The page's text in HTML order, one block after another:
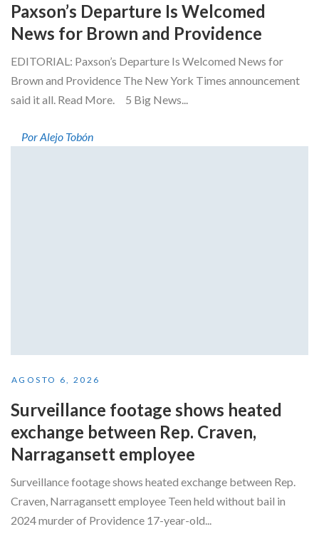
Paxson’s Departure Is Welcomed
News for Brown and Providence
EDITORIAL: Paxson’s Departure Is Welcomed News for
Brown and Providence The New York Times announcement
said it all. Read More. 5 Big News...
Por Alejo Tobón
AGOSTO 6, 2026
Surveillance footage shows heated
exchange between Rep. Craven,
Narragansett employee
Surveillance footage shows heated exchange between Rep.
Craven, Narragansett employee Teen held without bail in
2024 murder of Providence 17-year-old...